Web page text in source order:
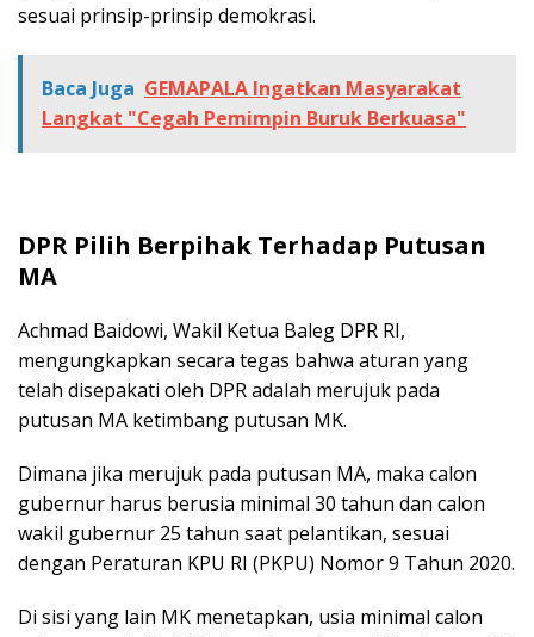
sesuai prinsip-prinsip demokrasi.
Baca Juga GEMAPALA Ingatkan Masyarakat
Langkat "Cegah Pemimpin Buruk Berkuasa"
DPR Pilih Berpihak Terhadap Putusan
MA
Achmad Baidowi, Wakil Ketua Baleg DPR RI,
mengungkapkan secara tegas bahwa aturan yang
telah disepakati oleh DPR adalah merujuk pada
putusan MA ketimbang putusan MK.
Dimana jika merujuk pada putusan MA, maka calon
gubernur harus berusia minimal 30 tahun dan calon
wakil gubernur 25 tahun saat pelantikan, sesuai
dengan Peraturan KPU RI (PKPU) Nomor 9 Tahun 2020.
Di sisi yang lain MK menetapkan, usia minimal calon